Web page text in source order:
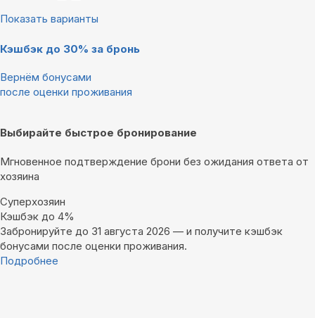
Показать варианты
Кэшбэк до 30% за бронь
Вернём бонусами
после оценки проживания
Выбирайте быстрое бронирование
Мгновенное подтверждение брони без ожидания ответа от
хозяина
Суперхозяин
Кэшбэк до 4%
Забронируйте до 31 августа 2026 — и получите кэшбэк
бонусами после оценки проживания.
Подробнее